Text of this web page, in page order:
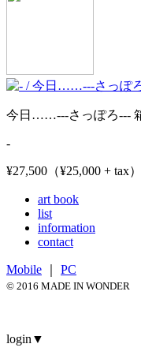
今日……---さっぽろ---
-
¥27,500（¥25,000 + tax）
art book
list
information
contact
Mobile PC
© 2016 MADE IN WONDER
login ▼